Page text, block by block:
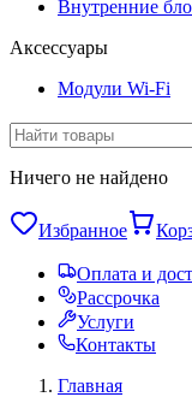
Внутренние
Аксессуары
Модули Wi-Fi
Ничего не найдено
Избранное
Оплата и
Рассрочка
Услуги
Контакты
Главная